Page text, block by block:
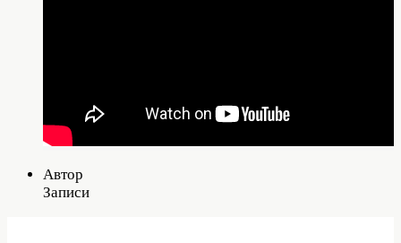
Автор
Записи